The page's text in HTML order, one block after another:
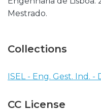
Mestrado.
Collections
ISEL - Eng. Gest. Ind.
CC License